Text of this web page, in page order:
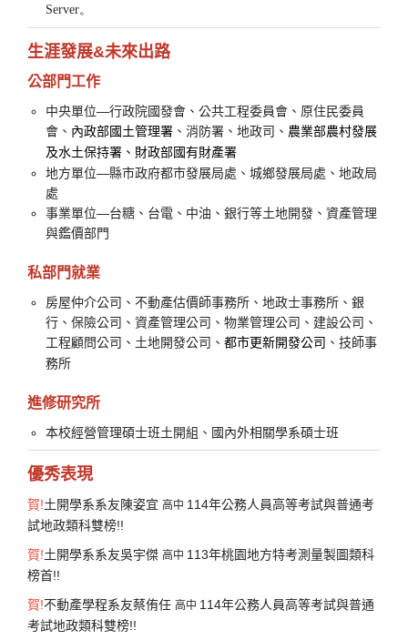
Server。
生涯發展&未來出路
公部門工作
中央單位—行政院國發會、公共工程委員會、原住民委員
會、 內政部國土管理署、消防署、地政司、 農業部農村發展
及水土保持署、財政部國有財產署
地方單位—縣市政府都市發展局處、城鄉發展局處、地政局
處
事業單位—台糖、台電、中油、銀行等土地開發、資產管理
與鑑價部門
私部門就業
房屋仲介公司、不動產估價師事務所、地政士事務所、銀
行、保險公司、資產管理公司、物業管理公司、建設公司、
工程顧問公司、土地開發公司、 都市更新開發公司 、技師事
務所
進修研究所
本校經營管理碩士班土開組、國內外相關學系碩士班
優秀表現
賀!土開學系系友陳姿宜 高中 114年公務人員高等考試與普通考
試地政類科雙榜!!
賀!土開學系系友吳宇傑 高中 113年桃園地方特考測量製圖類科
榜首!!
賀!不動產學程系友蔡侑任 高中 114年公務人員高等考試與普通
考試地政類科雙榜!!